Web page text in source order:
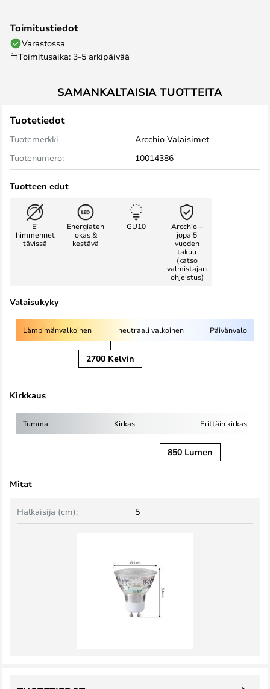
Toimitustiedot
Varastossa
Toimitusaika: 3-5 arkipäivää
SAMANKALTAISIA TUOTTEITA
Tuotetiedot
Tuotemerkki
Arcchio Valaisimet
Tuotenumero:
10014386
Tuotteen edut
Ei
himmennet
tävissä
Energiateh
okas &
kestävä
GU10
Arcchio –
jopa 5
vuoden
takuu
(katso
valmistajan
ohjeistus)
Valaisukyky
Lämpimänvalkoinen neutraali valkoinen Päivänvalo
2700 Kelvin
Kirkkaus
Tumma Kirkas Erittäin kirkas
850 Lumen
Mitat
Halkaisija (cm): 5